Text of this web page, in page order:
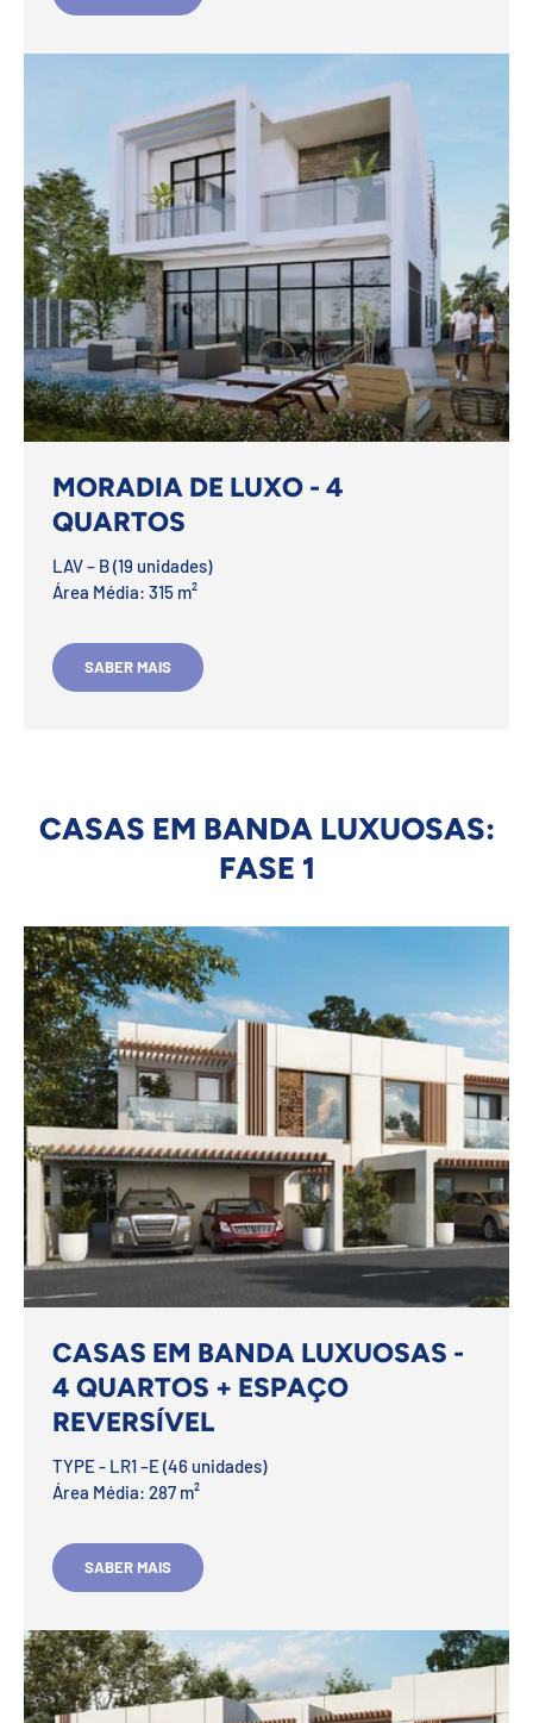
MORADIA DE LUXO - 4
QUARTOS
LAV – B (19 unidades)
Área Média: 315 m²
SABER MAIS
CASAS EM BANDA LUXUOSAS:
FASE 1
CASAS EM BANDA LUXUOSAS -
4 QUARTOS + ESPAÇO
REVERSÍVEL
TYPE - LR1 –E (46 unidades)
Área Média: 287 m²
SABER MAIS